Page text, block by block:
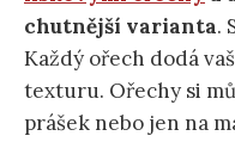
chutnější varianta.
Každý ořech dodá
texturu. Ořechy si
prášek nebo jen na